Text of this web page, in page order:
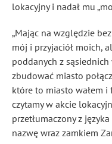
lokacyjny i nadał mu
„Mając na względzie
mój i przyjaciół moich,
poddanych z
zbudować miasto
które to miasto wałem
czytamy w akcie
przetłumaczony z
nazwę wraz zamkiem